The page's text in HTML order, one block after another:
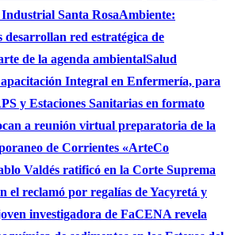
Santa RosaAmbiente:
red estratégica de
de la agenda ambientalSalud
Integral en Enfermería, para
y Estaciones Sanitarias en formato
a reunión virtual preparatoria de la
de Corrientes «ArteCo
Valdés ratificó en la Corte Suprema
el reclamó por regalías de Yacyretá y
investigadora de FaCENA revela